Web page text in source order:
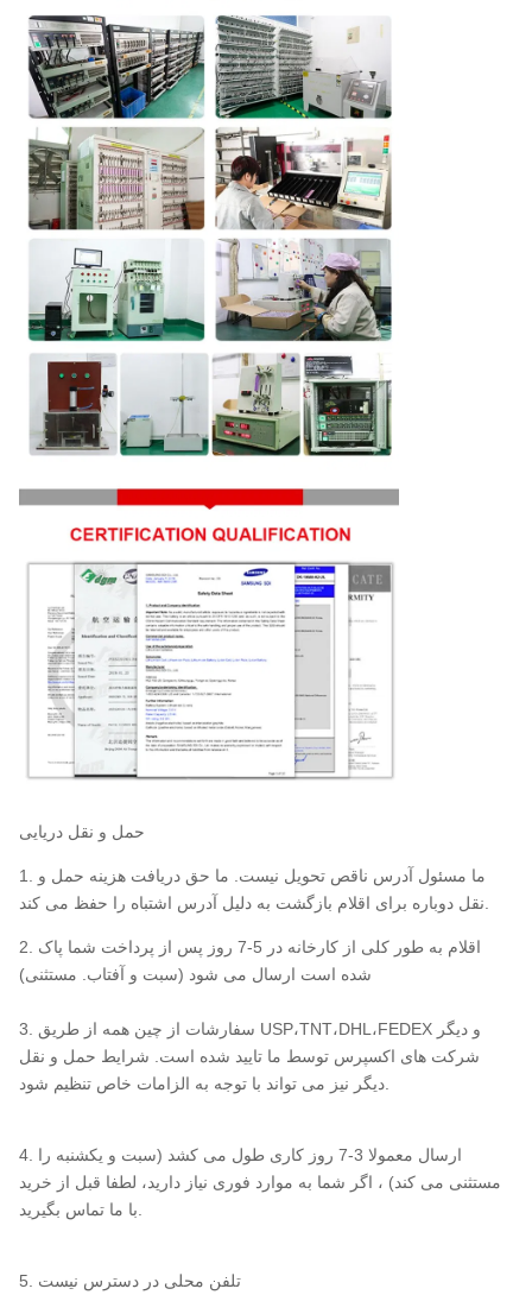
حمل و نقل دریایی
1. ما مسئول آدرس ناقص تحویل نیست. ما حق دریافت هزینه حمل و
نقل دوباره برای اقلام بازگشت به دلیل آدرس اشتباه را حفظ می کند.
2. اقلام به طور کلی از کارخانه در 5-7 روز پس از پرداخت شما پاک
شده است ارسال می شود (سبت و آفتاب. مستثنی)
3. سفارشات از چین همه از طریق USP،TNT،DHL،FEDEX و دیگر
شرکت های اکسپرس توسط ما تایید شده است. شرایط حمل و نقل
دیگر نیز می تواند با توجه به الزامات خاص تنظیم شود.
4. ارسال معمولا 3-7 روز کاری طول می کشد (سبت و یکشنبه را
مستثنی می کند) ، اگر شما به موارد فوری نیاز دارید، لطفا قبل از خرید
با ما تماس بگیرید.
5. تلفن محلی در دسترس نیست